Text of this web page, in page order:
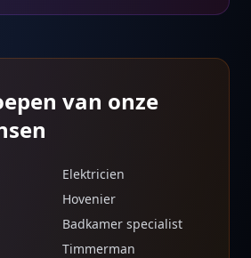
van onze
Elektricien
Hovenier
Badkamer specialist
Timmerman